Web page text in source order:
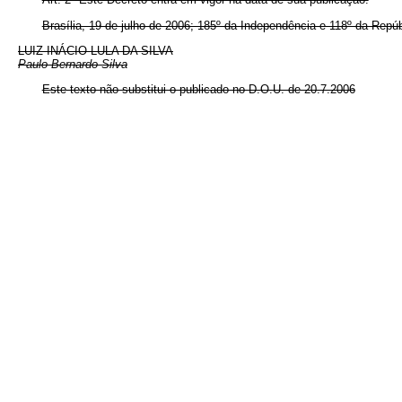
Brasília, 19 de julho de 2006; 185º da Independência e 118º da
LUIZ INÁCIO LULA DA SILVA
Paulo Bernardo Silva
Este texto não substitui o publicado no D.O.U. de 20.7.2006